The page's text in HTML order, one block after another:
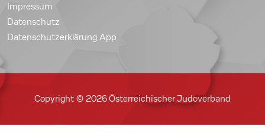
Impressum
Datenschutz
Datenschutzerklärung App
Copyright © 2026 Österreichischer Judoverband